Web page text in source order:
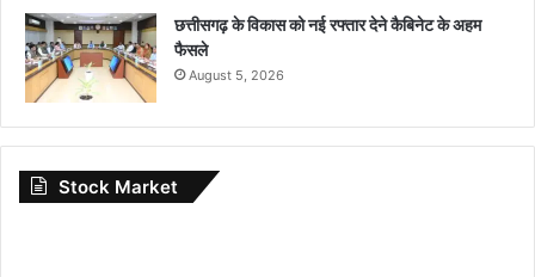
छत्तीसगढ़ के विकास को नई रफ्तार देने कैबिनेट के अहम
फैसले
August 5, 2026
Stock Market